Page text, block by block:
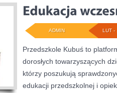
LUT -
ADMIN
Przedszkole Kubuś to
dorosłych towarzyszących
którzy poszukują
edukacji przedszkolnej i